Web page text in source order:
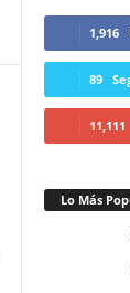
1,916
89
11,111
Lo Más